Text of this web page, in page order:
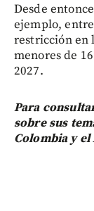
Desde
ejemplo,
restricción en
menores de
2027.
Para
sobre sus
Colombia y